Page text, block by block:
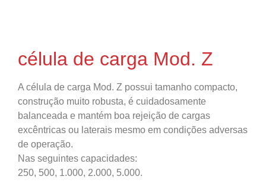
célula de carga Mod. Z
A célula de carga Mod. Z possui tamanho compacto,
construção muito robusta, é cuidadosamente
balanceada e mantém boa rejeição de cargas
excêntricas ou laterais mesmo em condições adversas
de operação.
Nas seguintes capacidades:
250, 500, 1.000, 2.000, 5.000.